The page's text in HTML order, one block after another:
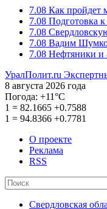
7.08 Как пройдет
7.08 Подготовка
7.08
7.08 Вадим
7.08 Нефтяники и
УралПолит.ru
8 августа 2026 года
Погода: +11°С
1 = 82.1665 +0.7588
1 = 94.8366 +0.7781
О проекте
Реклама
RSS
Свердловская